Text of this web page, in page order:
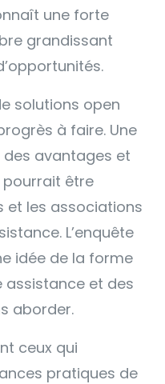
une forte
grandissant
solutions open
à faire. Une
avantages et
pourrait être
et les associations
L’enquête
idée de la forme
et des
aborder.
ceux qui
pratiques de